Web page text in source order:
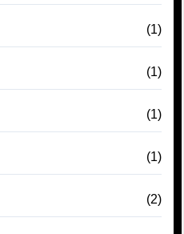
(1)
(1)
(1)
(1)
(2)